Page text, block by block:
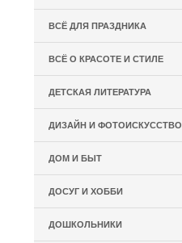
ВСЁ ДЛЯ ПРАЗДНИКА
ВСЁ О КРАСОТЕ И СТИЛЕ
ДЕТСКАЯ ЛИТЕРАТУРА
ДИЗАЙН И ФОТОИСКУССТВО
ДОМ И БЫТ
ДОСУГ И ХОББИ
ДОШКОЛЬНИКИ